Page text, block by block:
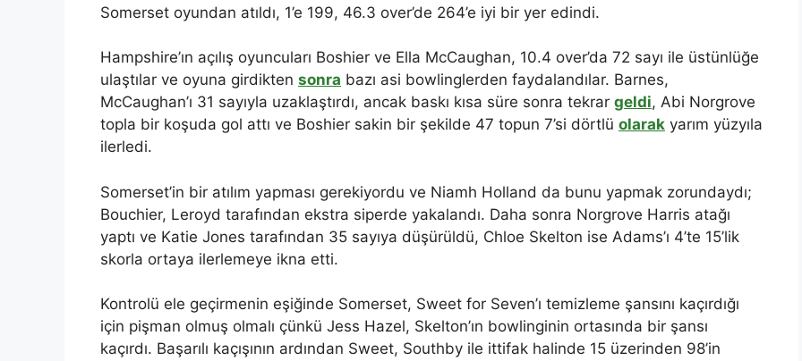
Somerset oyundan atıldı, 1’e 199, 46.3 over’de 264’e iyi bir yer edindi.
Hampshire’ın açılış oyuncuları Boshier ve Ella McCaughan, 10.4 over’da 72 sayı ile üstünlüğe
ulaştılar ve oyuna girdikten sonra bazı asi bowlinglerden faydalandılar. Barnes,
McCaughan’ı 31 sayıyla uzaklaştırdı, ancak baskı kısa süre sonra tekrar geldi, Abi Norgrove
topla bir koşuda gol attı ve Boshier sakin bir şekilde 47 topun 7’si dörtlü olarak yarım yüzyıla
ilerledi.
Somerset’in bir atılım yapması gerekiyordu ve Niamh Holland da bunu yapmak zorundaydı;
Bouchier, Leroyd tarafından ekstra siperde yakalandı. Daha sonra Norgrove Harris atağı
yaptı ve Katie Jones tarafından 35 sayıya düşürüldü, Chloe Skelton ise Adams’ı 4’te 15’lik
skorla ortaya ilerlemeye ikna etti.
Kontrolü ele geçirmenin eşiğinde Somerset, Sweet for Seven’ı temizleme şansını kaçırdığı
için pişman olmuş olmalı çünkü Jess Hazel, Skelton’ın bowlinginin ortasında bir şansı
kaçırdı. Başarılı kaçışının ardından Sweet, Southby ile ittifak halinde 15 üzerinden 98’in